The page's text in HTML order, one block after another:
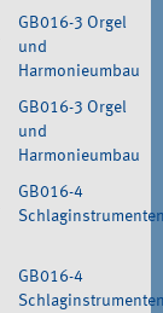
GB016-3 Orgel
und
Harmonieumbau
GB016-3 Orgel
und
Harmonieumbau
GB016-4
GB016-4